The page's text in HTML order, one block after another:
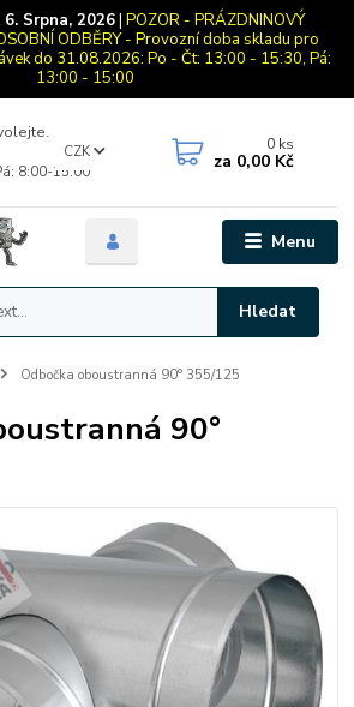
Srpna, 2026| POZOR - PRÁZDNINOVÝ
ODBĚRY - Provozní doba skladu pro
do 31.08.2026: Po - Čt: 13:00 - 15:30, Pá:
13:00 - 15:00
Menu
CZK
Hledat
8:00-15:00
0 ks
za 0,00 Kč
Odbočka oboustranná 90° 355/125
90°